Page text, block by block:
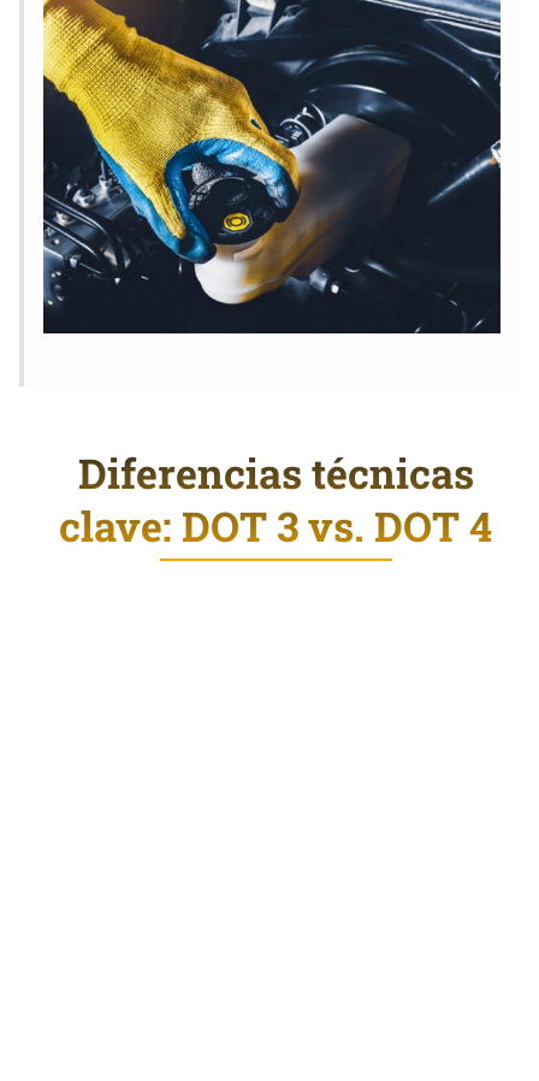
Diferencias técnicas
clave: DOT 3 vs. DOT 4